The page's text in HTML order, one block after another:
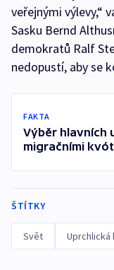
veřejnými výlevy,“
Sasku Bernd
demokratů Ralf
nedopustí, aby se
FAKTA
Výběr hlavních
migračními
ŠTÍTKY
Svět Uprchlická